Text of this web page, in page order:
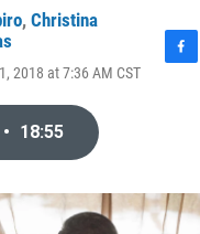
, Christina
2018 at 7:36 AM CST
o
k
• 18:55